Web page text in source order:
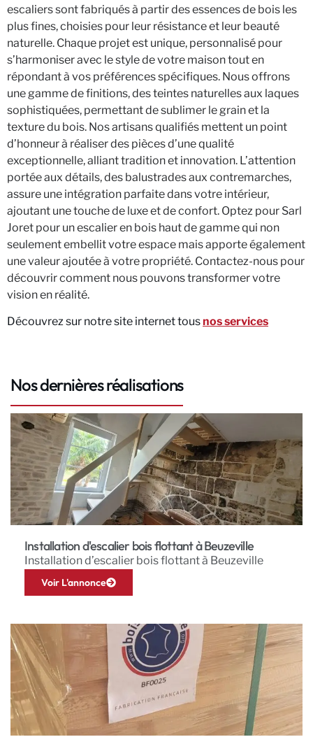
escaliers sont fabriqués à partir des essences de bois les
plus fines, choisies pour leur résistance et leur beauté
naturelle. Chaque projet est unique, personnalisé pour
s’harmoniser avec le style de votre maison tout en
répondant à vos préférences spécifiques. Nous offrons
une gamme de finitions, des teintes naturelles aux laques
sophistiquées, permettant de sublimer le grain et la
texture du bois. Nos artisans qualifiés mettent un point
d’honneur à réaliser des pièces d’une qualité
exceptionnelle, alliant tradition et innovation. L’attention
portée aux détails, des balustrades aux contremarches,
assure une intégration parfaite dans votre intérieur,
ajoutant une touche de luxe et de confort. Optez pour Sarl
Joret pour un escalier en bois haut de gamme qui non
seulement embellit votre espace mais apporte également
une valeur ajoutée à votre propriété. Contactez-nous pour
découvrir comment nous pouvons transformer votre
vision en réalité.
Découvrez sur notre site internet tousnos services
Nos dernières réalisations
Installation d'escalier bois flottant à Beuzeville
Installation d’escalier bois flottant à Beuzeville
Voir L'annonce